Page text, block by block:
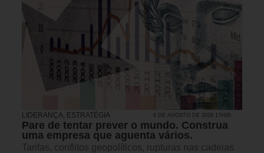
LIDERANÇA ESTRATÉGIA 6 DE AGOSTO DE 2026 17H00
Pare de tentar prever o mundo. Construa
uma empresa que aguenta vários.
Tarifas, conflitos geopolíticos, rupturas nas cadeias